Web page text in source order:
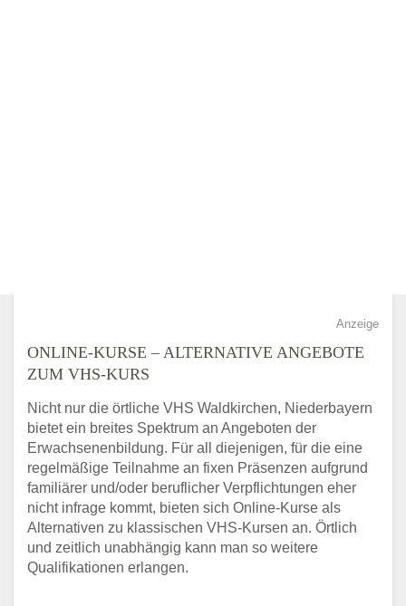
Anzeige
ONLINE-KURSE – ALTERNATIVE ANGEBOTE
ZUM VHS-KURS
Nicht nur die örtliche VHS Waldkirchen, Niederbayern
bietet ein breites Spektrum an Angeboten der
Erwachsenenbildung. Für all diejenigen, für die eine
regelmäßige Teilnahme an fixen Präsenzen aufgrund
familiärer und/oder beruflicher Verpflichtungen eher
nicht infrage kommt, bieten sich Online-Kurse als
Alternativen zu klassischen VHS-Kursen an. Örtlich
und zeitlich unabhängig kann man so weitere
Qualifikationen erlangen.